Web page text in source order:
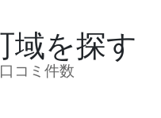
域を探す
コミ件数